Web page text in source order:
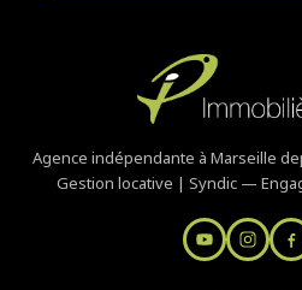
Agence indépendante à Marseille
Gestion locative | Syndic —